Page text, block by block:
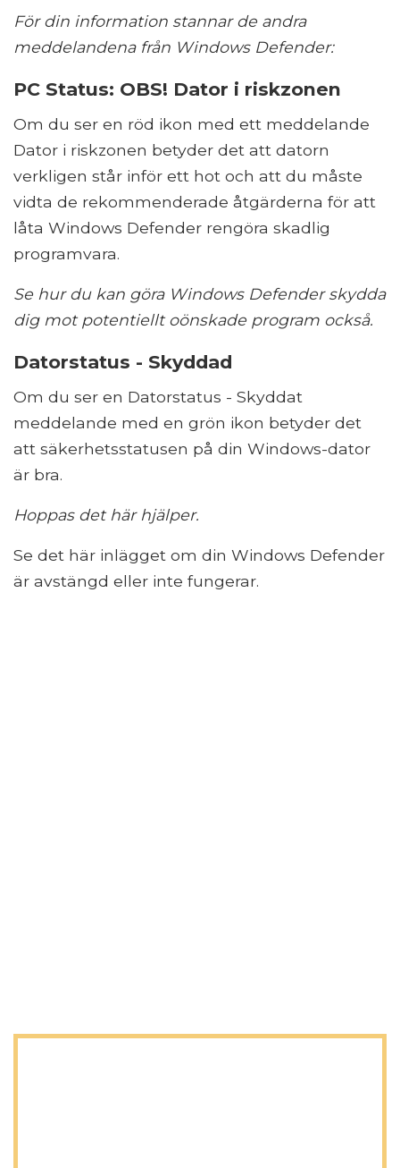
För din information stannar de andra
meddelandena från Windows Defender:
PC Status: OBS! Dator i riskzonen
Om du ser en röd ikon med ett meddelande
Dator i riskzonen betyder det att datorn
verkligen står inför ett hot och att du måste
vidta de rekommenderade åtgärderna för att
låta Windows Defender rengöra skadlig
programvara.
Se hur du kan göra Windows Defender skydda
dig mot potentiellt oönskade program också.
Datorstatus - Skyddad
Om du ser en Datorstatus - Skyddat
meddelande med en grön ikon betyder det
att säkerhetsstatusen på din Windows-dator
är bra.
Hoppas det här hjälper.
Se det här inlägget om din Windows Defender
är avstängd eller inte fungerar.